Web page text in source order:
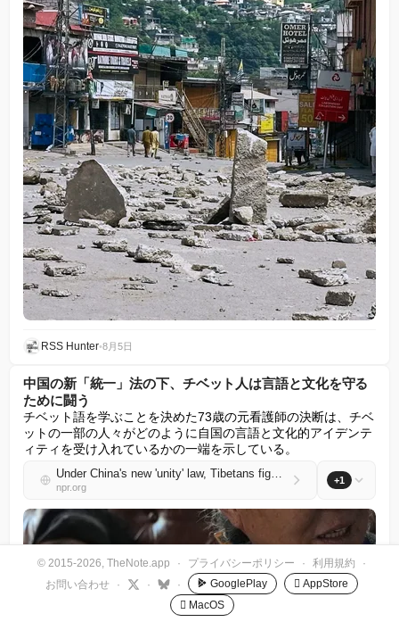
RSS Hunter•8月5日
中国の新「統一」法の下、チベット人は言語と文化を守る
ために闘う
チベット語を学ぶことを決めた73歳の元看護師の決断は、チベ
ットの一部の人々がどのように自国の言語と文化的アイデンテ
ィティを受け入れているかの一端を示している。
Under China's new 'unity' law, Tibetans fight to preserve language and culture
npr.org
+1
© 2015-2026, TheNote.app · プライバシーポリシー · 利用規約
·
お問い合わせ
· · · GooglePlay
 AppStore
 MacOS